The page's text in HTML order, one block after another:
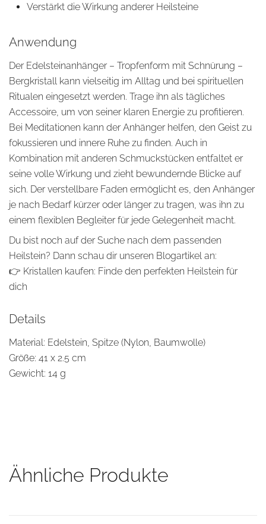
Verstärkt die Wirkung anderer Heilsteine
Anwendung
Der Edelsteinanhänger – Tropfenform mit Schnürung –
Bergkristall kann vielseitig im Alltag und bei spirituellen
Ritualen eingesetzt werden. Trage ihn als tägliches
Accessoire, um von seiner klaren Energie zu profitieren.
Bei Meditationen kann der Anhänger helfen, den Geist zu
fokussieren und innere Ruhe zu finden. Auch in
Kombination mit anderen Schmuckstücken entfaltet er
seine volle Wirkung und zieht bewundernde Blicke auf
sich. Der verstellbare Faden ermöglicht es, den Anhänger
je nach Bedarf kürzer oder länger zu tragen, was ihn zu
einem flexiblen Begleiter für jede Gelegenheit macht.
Du bist noch auf der Suche nach dem passenden
Heilstein? Dann schau dir unseren Blogartikel an:
👉 Kristallen kaufen: Finde den perfekten Heilstein für
dich
Details
Material: Edelstein, Spitze (Nylon, Baumwolle)
Größe: 41 x 2.5 cm
Gewicht: 14 g
Ähnliche Produkte